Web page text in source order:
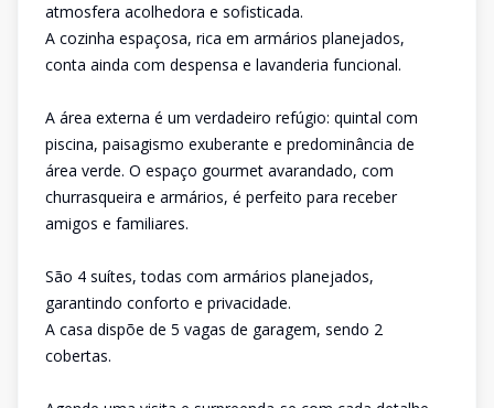
atmosfera acolhedora e sofisticada.
A cozinha espaçosa, rica em armários planejados,
conta ainda com despensa e lavanderia funcional.
A área externa é um verdadeiro refúgio: quintal com
piscina, paisagismo exuberante e predominância de
área verde. O espaço gourmet avarandado, com
churrasqueira e armários, é perfeito para receber
amigos e familiares.
São 4 suítes, todas com armários planejados,
garantindo conforto e privacidade.
A casa dispõe de 5 vagas de garagem, sendo 2
cobertas.